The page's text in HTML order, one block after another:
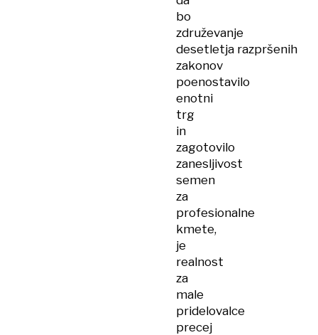
bo
združevanje
desetletja razpršenih
zakonov
poenostavilo
enotni
trg
in
zagotovilo
zanesljivost
semen
za
profesionalne
kmete,
je
realnost
za
male
pridelovalce
precej